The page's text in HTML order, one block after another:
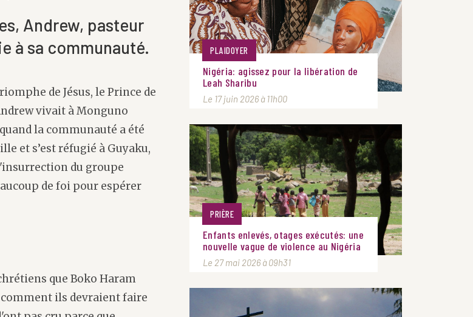
Andrew, pasteur
à sa communauté.
de Jésus, le Prince de
vivait à Monguno
la communauté a été
et s’est réfugié à Guyaku,
du groupe
de foi pour espérer
que Boko Haram
ils devraient faire
PLAIDOYER
Nigéria: agissez pour la libération de
Leah Sharibu
Le 17 juin 2026 à 11h00
PRIÈRE
Enfants enlevés, otages exécutés: une
nouvelle vague de violence au Nigéria
Le 27 mai 2026 à 09h31